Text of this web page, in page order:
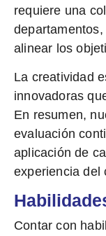
requiere una
alinear los
La creatividad
innovadoras
En resumen,
evaluación
aplicación de
experiencia del
Contar con